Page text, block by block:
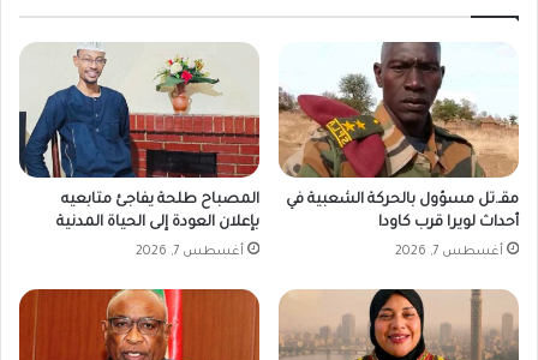
ل
ص
ف
ط
ا
م
ى
ع
د
ج
ا
مقـ.تل مسؤول بالحركة الشعبية في
أحداث لويرا قرب كاودا
أغسطس 7, 2026
المصباح طلحة يفاجئ متابعيه
بإعلان العودة إلى الحياة المدنية
أغسطس 7, 2026